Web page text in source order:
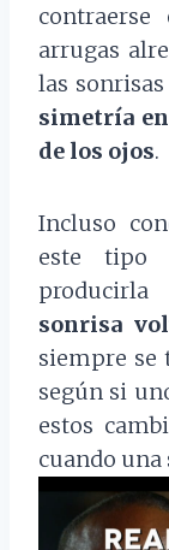
arrugas
las
simetría
de los ojos.
Incluso
este tipo
sonrisa
siempre se
según si
estos
cuando una